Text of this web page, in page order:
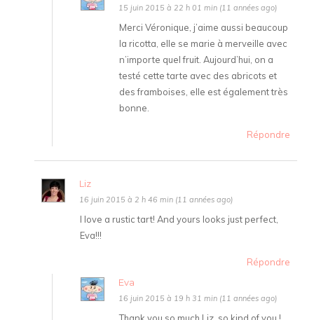
15 juin 2015 à 22 h 01 min (11 années ago)
Merci Véronique, j’aime aussi beaucoup
la ricotta, elle se marie à merveille avec
n’importe quel fruit. Aujourd’hui, on a
testé cette tarte avec des abricots et
des framboises, elle est également très
bonne.
Répondre
Liz
16 juin 2015 à 2 h 46 min (11 années ago)
I love a rustic tart! And yours looks just perfect,
Eva!!!
Répondre
Eva
16 juin 2015 à 19 h 31 min (11 années ago)